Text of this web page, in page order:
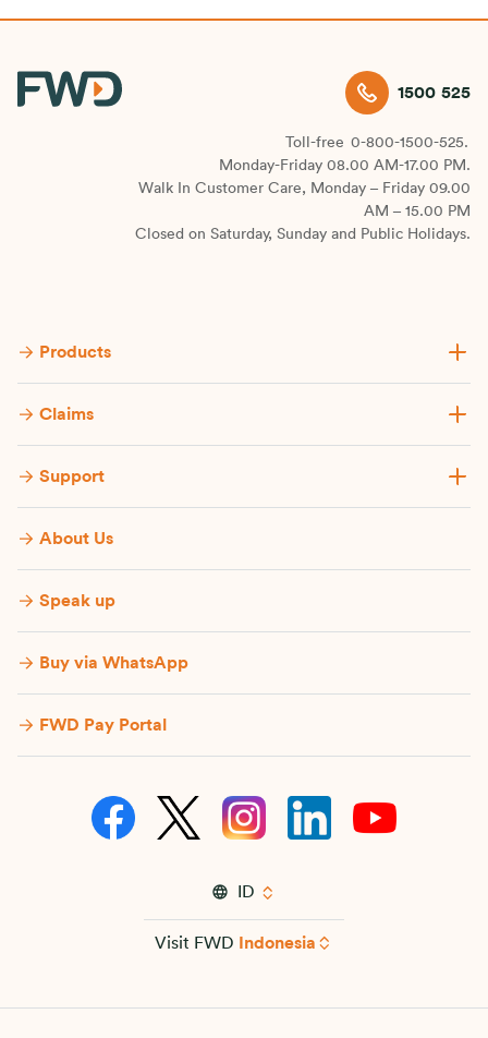
1500 525
Toll-free 0-800-1500-525.
Monday-Friday 08.00 AM-17.00 PM.
Walk In Customer Care, Monday – Friday 09.00
AM – 15.00 PM
Closed on Saturday, Sunday and Public Holidays.
Products
Claims
Support
About Us
Speak up
Buy via WhatsApp​
FWD Pay Portal
ID
Visit FWD Indonesia